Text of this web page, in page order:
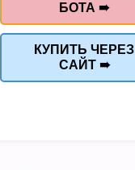
БОТА ➠
КУПИТЬ ЧЕРЕЗ
САЙТ ➠